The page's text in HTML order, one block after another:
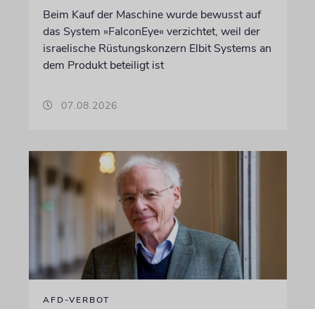
Beim Kauf der Maschine wurde bewusst auf
das System »FalconEye« verzichtet, weil der
israelische Rüstungskonzern Elbit Systems an
dem Produkt beteiligt ist
07.08.2026
AFD-VERBOT